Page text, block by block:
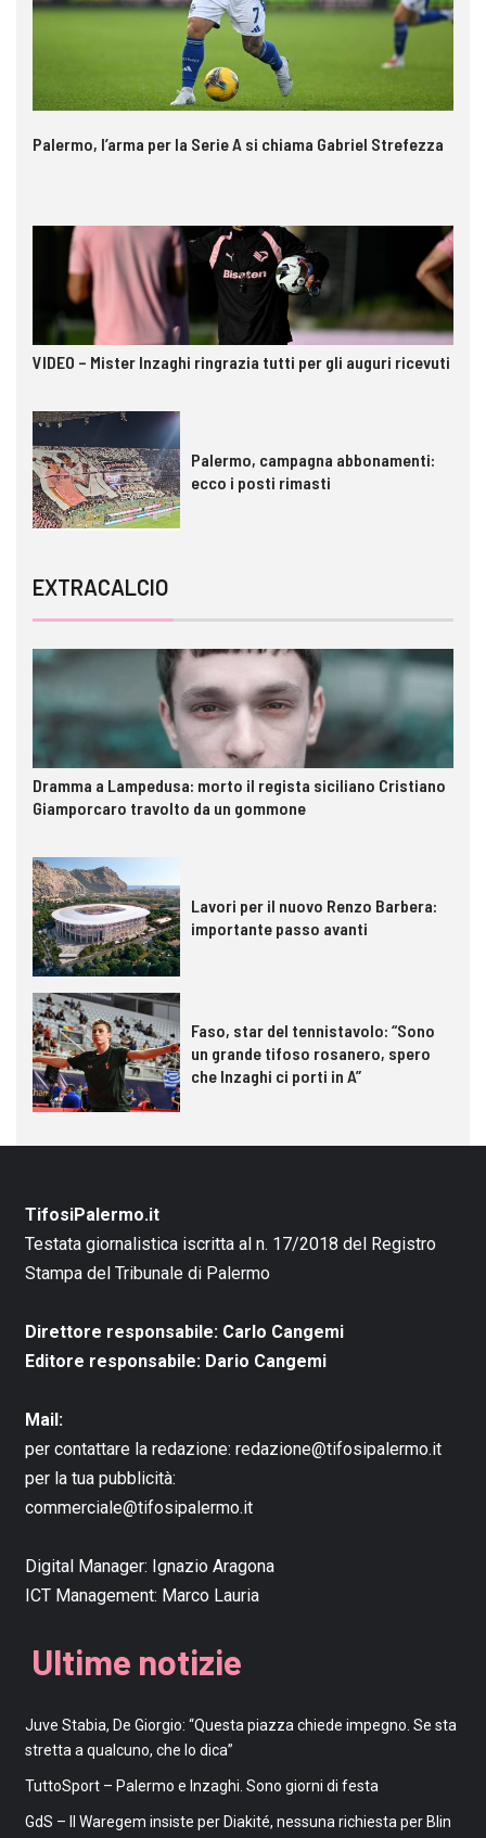
Palermo, l’arma per la Serie A si chiama Gabriel Strefezza
VIDEO – Mister Inzaghi ringrazia tutti per gli auguri ricevuti
Palermo, campagna abbonamenti:
ecco i posti rimasti
EXTRACALCIO
Dramma a Lampedusa: morto il regista siciliano Cristiano
Giamporcaro travolto da un gommone
Lavori per il nuovo Renzo Barbera:
importante passo avanti
Faso, star del tennistavolo: “Sono
un grande tifoso rosanero, spero
che Inzaghi ci porti in A”
TifosiPalermo.it
Testata giornalistica iscritta al n. 17/2018 del Registro
Stampa del Tribunale di Palermo
Direttore responsabile: Carlo Cangemi
Editore responsabile: Dario Cangemi
Mail:
per contattare la redazione: redazione@tifosipalermo.it
per la tua pubblicità:
commerciale@tifosipalermo.it
Digital Manager: Ignazio Aragona
ICT Management: Marco Lauria
Ultime notizie
Juve Stabia, De Giorgio: “Questa piazza chiede impegno. Se sta
stretta a qualcuno, che lo dica”
TuttoSport – Palermo e Inzaghi. Sono giorni di festa
GdS – Il Waregem insiste per Diakité, nessuna richiesta per Blin